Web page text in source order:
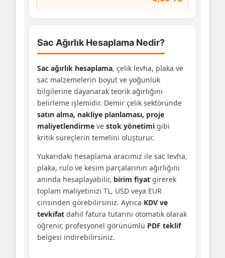
Sac Ağırlık Hesaplama Nedir?
Sac ağırlık hesaplama, çelik levha, plaka ve
sac malzemelerin boyut ve yoğunluk
bilgilerine dayanarak teorik ağırlığını
belirleme işlemidir. Demir çelik sektöründe
satın alma, nakliye planlaması, proje
maliyetlendirme ve stok yönetimi gibi
kritik süreçlerin temelini oluşturur.
Yukarıdaki hesaplama aracımız ile sac levha,
plaka, rulo ve kesim parçalarının ağırlığını
anında hesaplayabilir, birim fiyat girerek
toplam maliyetinizi TL, USD veya EUR
cinsinden görebilirsiniz. Ayrıca KDV ve
tevkifat dahil fatura tutarını otomatik olarak
öğrenir, profesyonel görünümlü PDF teklif
belgesi indirebilirsiniz.